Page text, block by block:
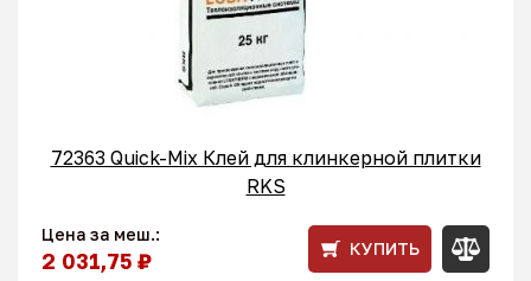
72363 Quick-Mix Клей для клинкерной плитки
RKS
Цена за меш.:
2 031,75 ₽ КУПИТЬ